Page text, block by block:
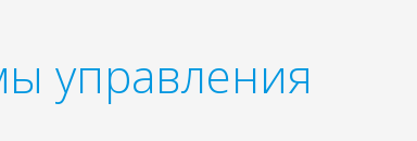
управления